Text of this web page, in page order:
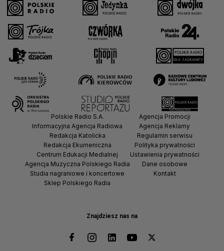
Znajdziesz nas na
Polskie Radio S.A.
Informacyjna Agencja Radiowa
Redakcja Katolicka
Redakcja Ekumeniczna
Centrum Edukacji Medialnej
Agencja Muzyczna Polskiego Radia
Studia nagraniowe i koncertowe
Sklep Polskiego Radia
Agencja Promocji
Agencja Reklamy
Regulamin serwisu
Polityka prywatności
Ustawienia prywatności
Dane osobowe
Kontakt